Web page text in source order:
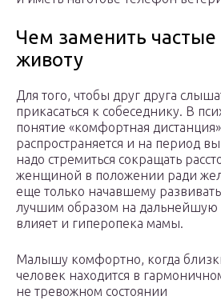
Чем заменить частые
животу
Для того, чтобы друг друга
прикасаться к собеседнику. В
понятие «комфортная
распространяется и на период
надо стремиться сокращать
женщиной в положении ради
еще только начавшему
лучшим образом на дальнейшую
влияет и гиперопека мамы.
Малышу комфортно, когда
человек находится в
не тревожном состоянии